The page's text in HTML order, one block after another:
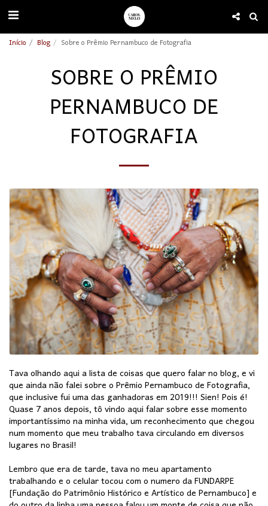
Início Blog Sobre o Prêmio Pernambuco de Fotografia
SOBRE O PRÊMIO
PERNAMBUCO DE
FOTOGRAFIA
Tava olhando aqui a lista de coisas que quero falar no blog, e vi
que ainda não falei sobre o Prêmio Pernambuco de Fotografia,
que inclusive fui uma das ganhadoras em 2019!!! Sien! Pois é!
Quase 7 anos depois, tô vindo aqui falar sobre esse momento
importantíssimo na minha vida, um reconhecimento que chegou
num momento que meu trabalho tava circulando em diversos
lugares no Brasil!
Lembro que era de tarde, tava no meu apartamento
trabalhando e o celular tocou com o numero da FUNDARPE
[Fundação do Patrimônio Histórico e Artístico de Pernambuco] e